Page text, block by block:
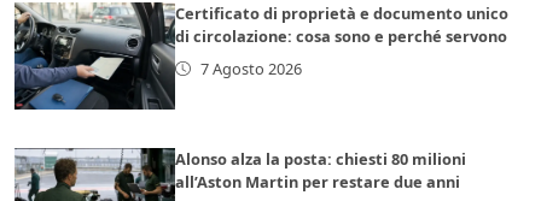
Certificato di proprietà e documento unico
di circolazione: cosa sono e perché servono
7 Agosto 2026
Alonso alza la posta: chiesti 80 milioni
all’Aston Martin per restare due anni